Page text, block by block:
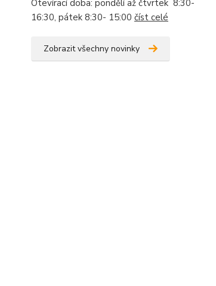
Otevírací doba: pondělí až čtvrtek 8:30-
16:30, pátek 8:30- 15:00 číst celé
Zobrazit všechny novinky